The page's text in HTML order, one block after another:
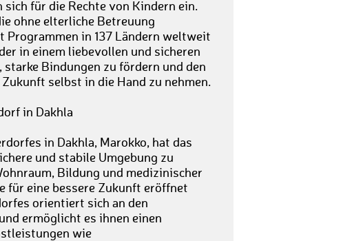
für die Rechte von Kindern ein.
ohne elterliche Betreuung
Programmen in 137 Ländern weltweit
in einem liebevollen und sicheren
Bindungen zu fördern und den
selbst in die Hand zu nehmen.
in Dakhla
in Dakhla, Marokko, hat das
und stabile Umgebung zu
Bildung und medizinischer
für eine bessere Zukunft eröffnet
orientiert sich an den
ermöglicht es ihnen einen
wie